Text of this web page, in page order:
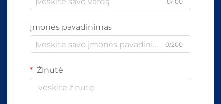
0/100
Įmonės pavadinimas
0/200
Žinutė